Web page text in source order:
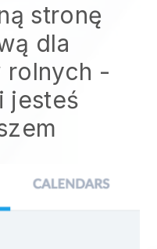
stronę
dla
rolnych -
jesteś